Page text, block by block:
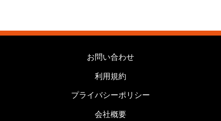
お問い合わせ
利用規約
プライバシーポリシー
会社概要